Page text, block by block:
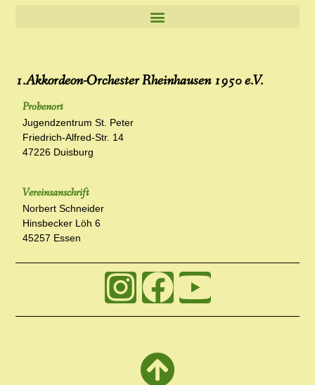
1.Akkordeon-Orchester Rheinhausen 1950 e.V.
Probenort
Jugendzentrum St. Peter
Friedrich-Alfred-Str. 14
47226 Duisburg
Vereinsanschrift
Norbert Schneider
Hinsbecker Löh 6
45257 Essen